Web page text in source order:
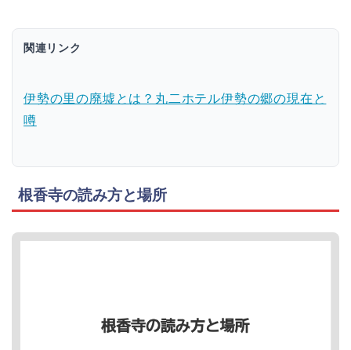
関連リンク
伊勢の里の廃墟とは？丸二ホテル伊勢の郷の現在と
噂
根香寺の読み方と場所